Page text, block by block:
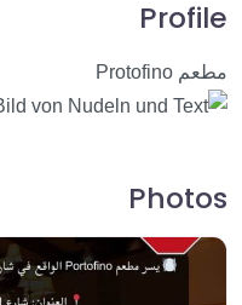
Profile
مطعم Protofino
Photos